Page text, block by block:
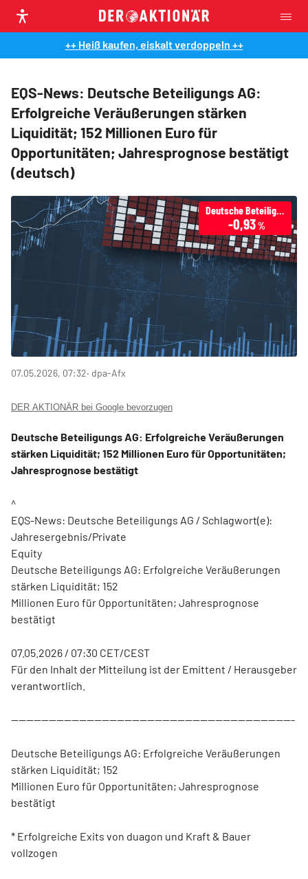
++ Heiß kaufen, eiskalt verdoppeln ++
EQS-News: Deutsche Beteiligungs AG:
Erfolgreiche Veräußerungen stärken
Liquidität; 152 Millionen Euro für
Opportunitäten; Jahresprognose bestätigt
(deutsch)
Deutsche Beteiligungs AG
-0,93 %
07.05.2026, 07:32‧ dpa-Afx
DER AKTIONÄR bei Google bevorzugen
Deutsche Beteiligungs AG: Erfolgreiche Veräußerungen
stärken Liquidität; 152 Millionen Euro für Opportunitäten;
Jahresprognose bestätigt
^
EQS-News: Deutsche Beteiligungs AG / Schlagwort(e):
Jahresergebnis/Private
Equity
Deutsche Beteiligungs AG: Erfolgreiche Veräußerungen
stärken Liquidität; 152
Millionen Euro für Opportunitäten; Jahresprognose
bestätigt
07.05.2026 / 07:30 CET/CEST
Für den Inhalt der Mitteilung ist der Emittent / Herausgeber
verantwortlich.
---------------------------------------------------------------------------
Deutsche Beteiligungs AG: Erfolgreiche Veräußerungen
stärken Liquidität; 152
Millionen Euro für Opportunitäten; Jahresprognose
bestätigt
* Erfolgreiche Exits von duagon und Kraft & Bauer
vollzogen